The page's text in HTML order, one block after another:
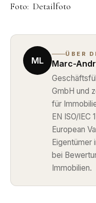
Foto: Detailfoto
ML
ÜBER
Marc-
GmbH und
für
EN ISO/IEC
European
Eigentümer
bei
Immobilien.